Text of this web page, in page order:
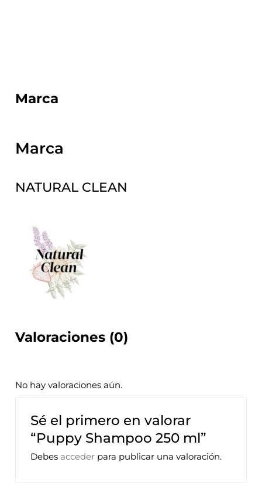
Marca
Marca
NATURAL CLEAN
Valoraciones (0)
No hay valoraciones aún.
Sé el primero en valorar
“Puppy Shampoo 250 ml”
Debes acceder para publicar una valoración.